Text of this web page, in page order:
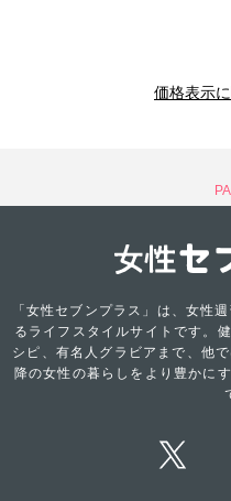
価格表示
「女性セブンプラス」は、女性
るライフスタイルサイトです。
シピ、有名人グラビアまで、他
降の女性の暮らしをより豊かに